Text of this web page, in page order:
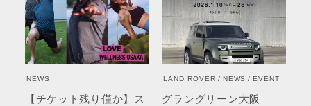
NEWS
【チケット残り僅か】ス
LAND ROVER NEWS EVENT
グラングリーン大阪